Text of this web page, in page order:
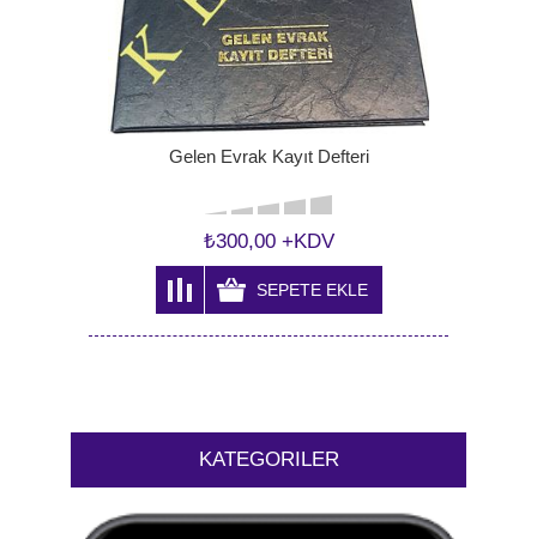
Gelen Evrak Kayıt Defteri
₺300,00 +KDV
KATEGORILER